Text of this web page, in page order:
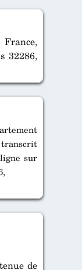
32286,
sur
de